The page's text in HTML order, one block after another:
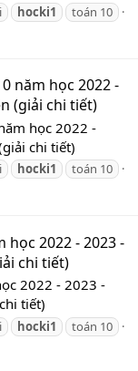
hocki1
toán 10
năm học 2022 -
(giải chi tiết)
học 2022 -
chi tiết)
hocki1
toán 10
học 2022 - 2023 -
chi tiết)
2022 - 2023 -
tiết)
hocki1
toán 10